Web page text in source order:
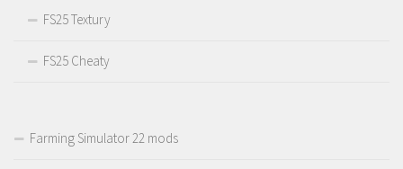
FS25 Textury
FS25 Cheaty
Farming Simulator 22 mods